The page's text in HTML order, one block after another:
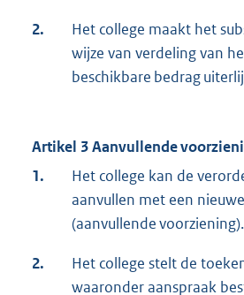
2.
Het college maakt het
wijze van verdeling van
beschikbare bedrag
Artikel 3 Aanvullende
1.
Het college kan de
aanvullen met een
(aanvullende voorziening).
2.
Het college stelt de
waaronder aanspraak